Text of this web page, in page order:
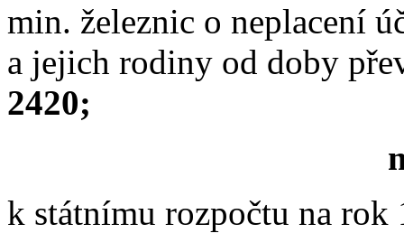
min. železnic o neplacení
a jejich rodiny od doby
2420;
k státnímu rozpočtu na